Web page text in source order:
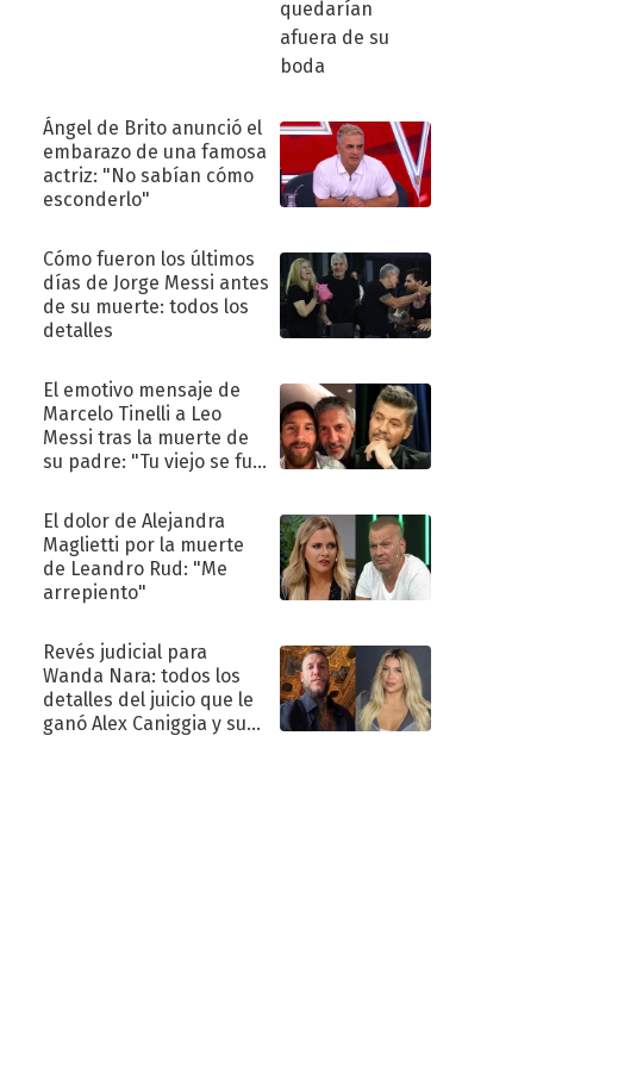
Ángel de Brito anunció el
embarazo de una famosa
actriz: "No sabían cómo
esconderlo"
Cómo fueron los últimos
días de Jorge Messi antes
de su muerte: todos los
detalles
El emotivo mensaje de
Marcelo Tinelli a Leo
Messi tras la muerte de
su padre: "Tu viejo se fue
El dolor de Alejandra
Maglietti por la muerte
de Leandro Rud: "Me
arrepiento"
Revés judicial para
Wanda Nara: todos los
detalles del juicio que le
ganó Alex Caniggia y sus